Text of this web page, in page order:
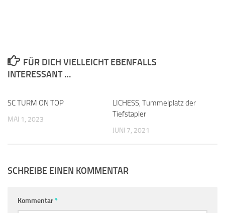
FÜR DICH VIELLEICHT EBENFALLS
INTERESSANT …
SC TURM ON TOP
MAI 1, 2023
LICHESS, Tummelplatz der
Tiefstapler
JUNI 7, 2021
SCHREIBE EINEN KOMMENTAR
Kommentar*